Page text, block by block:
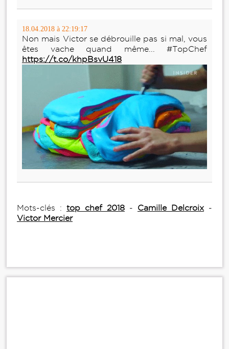
18.04.2018 à 22:19:17
Non mais Victor se débrouille pas si mal, vous
êtes vache quand même... #TopChef
https://t.co/khpBsvU418
Mots-clés : top chef 2018 - Camille Delcroix -
Victor Mercier